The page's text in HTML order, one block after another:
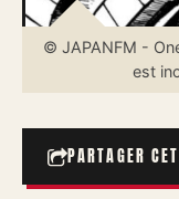
© JAPANFM -
est
PARTAGER